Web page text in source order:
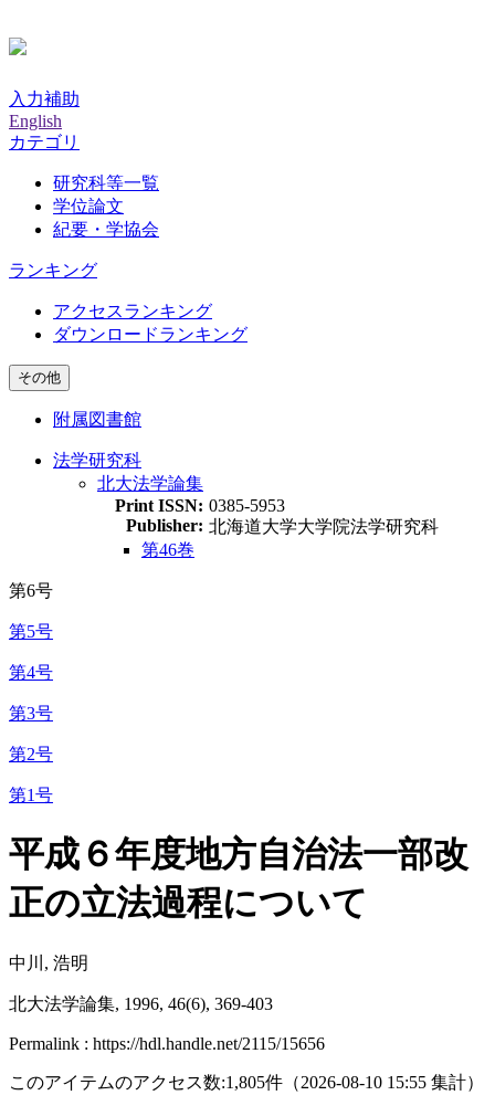
入力補助
English
カテゴリ
研究科等一覧
学位論文
紀要・学協会
ランキング
アクセスランキング
ダウンロードランキング
その他
附属図書館
法学研究科
北大法学論集
Print ISSN: 0385-5953
Publisher: 北海道大学大学院法学研究科
第46巻
第6号
第5号
第4号
第3号
第2号
第1号
平成６年度地方自治法一部改
正の立法過程について
中川, 浩明
北大法学論集, 1996, 46(6), 369-403
Permalink : https://hdl.handle.net/2115/15656
このアイテムのアクセス数:1,805件 （2026-08-10 15:55 集計）